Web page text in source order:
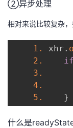
②异步处理
相对来说比较复杂
1. xhr .
2.
if
3.
4.
5.
}
什么是readyState